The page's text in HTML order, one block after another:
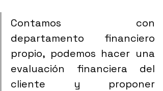
Contamos con
departamento financiero
propio, podemos hacer una
evaluación financiera del
cliente y proponer